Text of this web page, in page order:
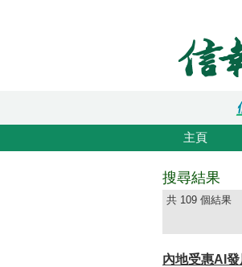
主頁
搜尋結果
共 109 個結果
內地受惠AI